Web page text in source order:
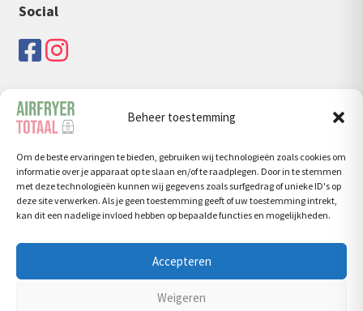
Beheer toestemming
Om de beste ervaringen te bieden, gebruiken wij technologieën zoals cookies om
informatie over je apparaat op te slaan en/of te raadplegen. Door in te stemmen
met deze technologieën kunnen wij gegevens zoals surfgedrag of unieke ID's op
deze site verwerken. Als je geen toestemming geeft of uw toestemming intrekt,
kan dit een nadelige invloed hebben op bepaalde functies en mogelijkheden.
Accepteren
Weigeren
Social
Zoeken
Zoeken
naar:
Zoeken
© Airfryertotaal.nl 2026